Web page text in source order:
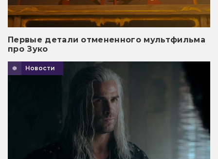
Первые детали отмененного мультфильма
про Зуко
Новости